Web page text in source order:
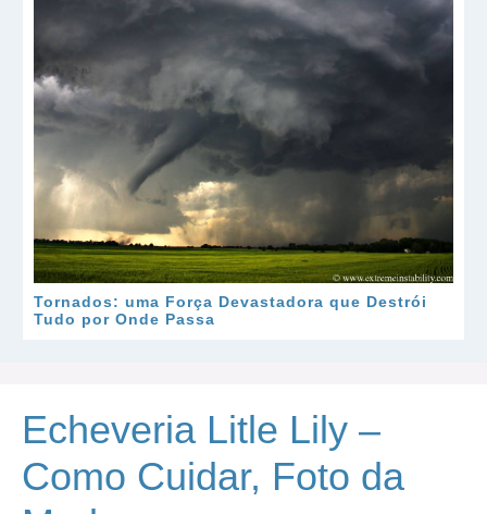
Tornados: uma Força Devastadora que Destrói
Tudo por Onde Passa
Echeveria Litle Lily –
Como Cuidar, Foto da